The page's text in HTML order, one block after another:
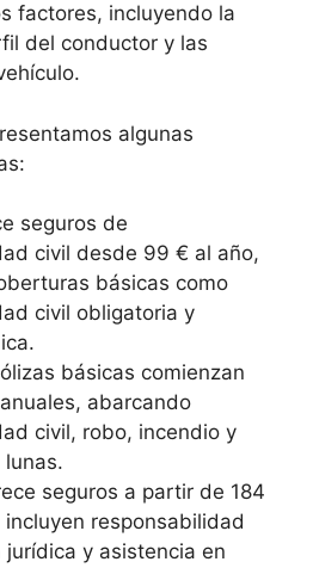
factores, incluyendo la
del conductor y las
algunas
seguros de
civil desde 99 € al año,
básicas como
civil obligatoria y
básicas comienzan
abarcando
civil, robo, incendio y
seguros a partir de 184
responsabilidad
jurídica y asistencia en